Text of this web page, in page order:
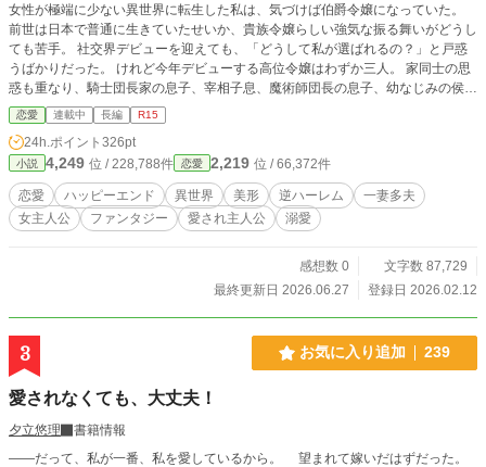
女性が極端に少ない異世界に転生した私は、気づけば伯爵令嬢になっていた。
前世は日本で普通に生きていたせいか、貴族令嬢らしい強気な振る舞いがどうし
ても苦手。 社交界デビューを迎えても、「どうして私が選ばれるの？」と戸惑
うばかりだった。 けれど今年デビューする高位令嬢はわずか三人。 家同士の思
惑も重なり、騎士団長家の息子、宰相子息、魔術師団長の息子、幼なじみの侯爵
子息、そして英雄騎士―― 五人の若きエリートとのお見合いが次々と始まって
しまう。 遠慮がちで控えめな性格は、この世界では珍しく、気づけば少しずつ
距離を縮めていく彼ら。 異世界での恋愛に戸惑う日々。けれど出会いを重ねる
たびに、私は少しずつ変わっていく――。 女性希少世界で、自分の幸せを選べ
るようになるまでの逆ハーレム恋愛ファンタジー。
恋愛 連載中 長編 R15
24h.ポイント 326pt
小説 4,249 位 / 228,788件 恋愛 2,219 位 / 66,372件
恋愛 ハッピーエンド 異世界 美形 逆ハーレム
一妻多夫
女主人公
ファンタジー 愛され主人公 溺愛
感想数 0
文字数 87,729
最終更新日 2026.06.27
登録日 2026.02.12
3 お気に入り追加 239
愛されなくても、大丈夫！
夕立悠理
書籍情報
――だって、私が一番、私を愛しているから。 望まれて嫁いだはずだった。